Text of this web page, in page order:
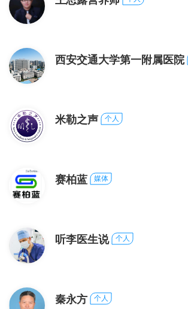
西安交通大学第一附属医院
米勒之声 个人
赛柏蓝 媒体
听李医生说 个人
秦永方 个人